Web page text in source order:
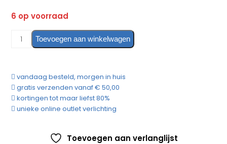
6 op voorraad
Hanglamp
Asteria
Nuance
Orange
Niet
Dimbaar
Toevoegen aan winkelwagen
vandaag besteld, morgen in huis
gratis verzenden vanaf € 50,00
kortingen tot maar liefst 80%
unieke online outlet verlichting
Toevoegen aan verlanglijst